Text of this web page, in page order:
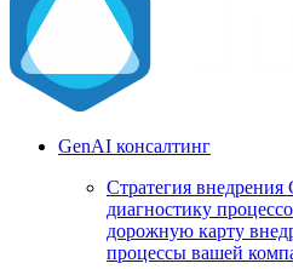
GenAI консалтинг
Стратегия внедрения
диагностику
дорожную карту
процессы вашей